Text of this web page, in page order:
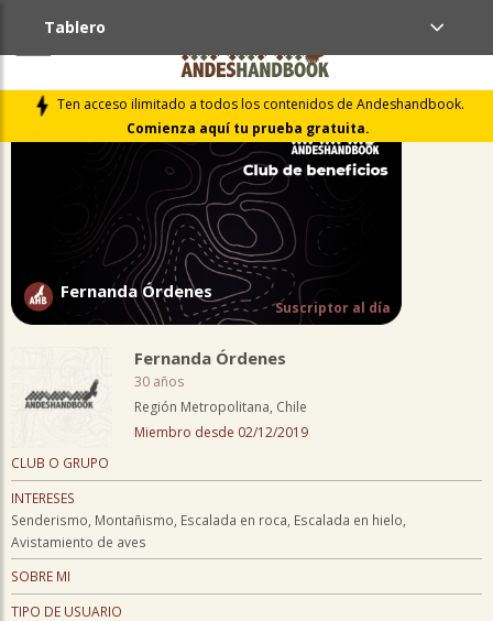
Ten acceso ilimitado a todos los contenidos de Andeshandbook.
Comienza aquí tu prueba gratuita.
Tablero
Fernanda Órdenes
Suscriptor al día
Fernanda Órdenes
30 años
Región Metropolitana, Chile
Miembro desde 02/12/2019
CLUB O GRUPO
INTERESES
Senderismo, Montañismo, Escalada en roca, Escalada en hielo,
Avistamiento de aves
SOBRE MI
TIPO DE USUARIO